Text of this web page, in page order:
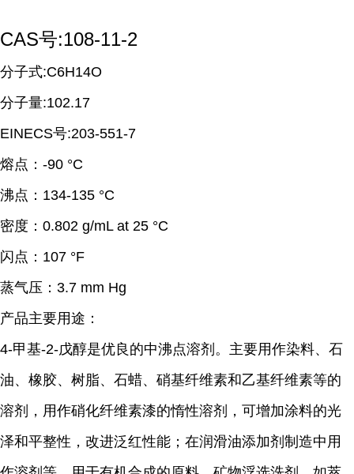
CAS号:108-11-2
分子式:C6H14O
分子量:102.17
EINECS号:203-551-7
熔点： -90 °C
沸点： 134-135 °C
密度： 0.802 g/mL at 25 °C
闪点： 107 °F
蒸气压： 3.7 mm Hg
产品主要用途：
4-甲基-2-戊醇是优良的中沸点溶剂。主要用作染料、石
油、橡胶、树脂、石蜡、硝基纤维素和乙基纤维素等的
溶剂，用作硝化纤维素漆的惰性溶剂，可增加涂料的光
泽和平整性，改进泛红性能；在润滑油添加剂制造中用